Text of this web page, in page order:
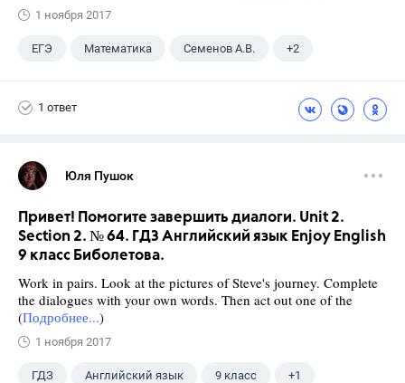
1 ноября 2017
ЕГЭ Математика Семенов А.В. +2
1 ответ
Юля Пушок
Привет! Помогите завершить диалоги. Unit 2.
Section 2. № 64. ГДЗ Английский язык Enjoy English
9 класс Биболетова.
Work in pairs. Look at the pictures of Steve's journey. Complete
the dialogues with your own words. Then act out one of the
(Подробнее...)
1 ноября 2017
ГДЗ Английский язык 9 класс +1